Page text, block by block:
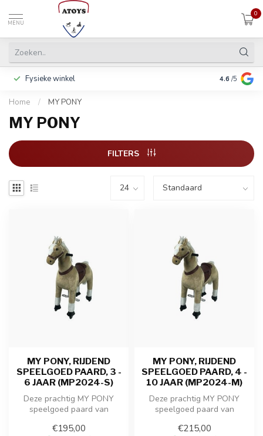
MENU
0
Fysieke winkel Betalen in
4.6 /5
Home / MY PONY
MY PONY
FILTERS
MY PONY, RIJDEND
SPEELGOED PAARD, 3 -
6 JAAR (MP2024-S)
Deze prachtig MY PONY
speelgoed paard van
galopperende...
€195,00
MY PONY, RIJDEND
SPEELGOED PAARD, 4 -
10 JAAR (MP2024-M)
Deze prachtig MY PONY
speelgoed paard van
galopperende...
€215,00